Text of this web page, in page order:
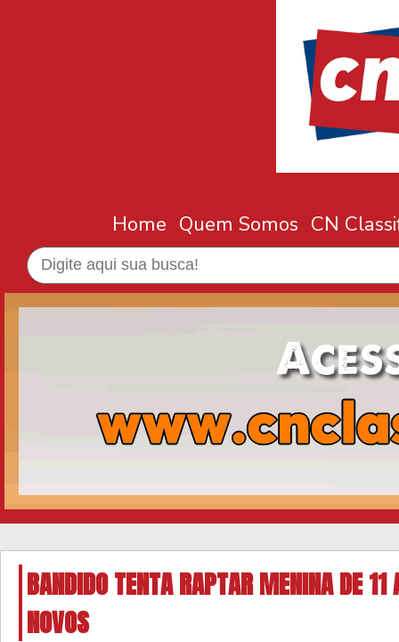
Home Quem Somos CN
BANDIDO TENTA RAPTAR MENINA DE
NOVOS